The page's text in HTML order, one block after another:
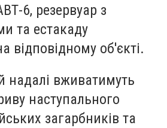
6, резервуар з
та естакаду
відповідному об'єкті.
надалі вживатимуть
наступального
загарбників та